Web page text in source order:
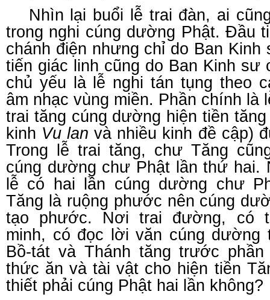
Nhìn lại buổi lễ trai đàn, ai
trong nghi cúng dường Phật. Đầu
chánh điện nhưng chỉ do Ban Kinh
tiến giác linh cũng do Ban Kinh sư
chủ yếu là lễ nghi tán tụng theo
âm nhạc vùng miền. Phần chính là
trai tăng cúng dường hiện tiền
kinh Vu lan và nhiều kinh đề cập)
Trong lễ trai tăng, chư Tăng
cúng dường chư Phật lần thứ hai.
lễ có hai lần cúng dường chư
Tăng là ruộng phước nên cúng
tạo phước. Nơi trai đường, có
minh, có đọc lời văn cúng dường
Bồ-tát và Thánh tăng trước
thức ăn và tài vật cho hiện tiền
thiết phải cúng Phật hai lần không?